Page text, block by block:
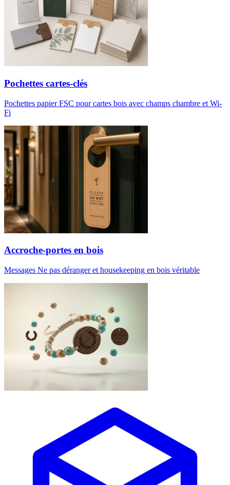
Pochettes cartes-clés
Pochettes papier FSC pour cartes bois avec champs chambre et Wi-
Fi
Accroche-portes en bois
Messages Ne pas déranger et housekeeping en bois véritable